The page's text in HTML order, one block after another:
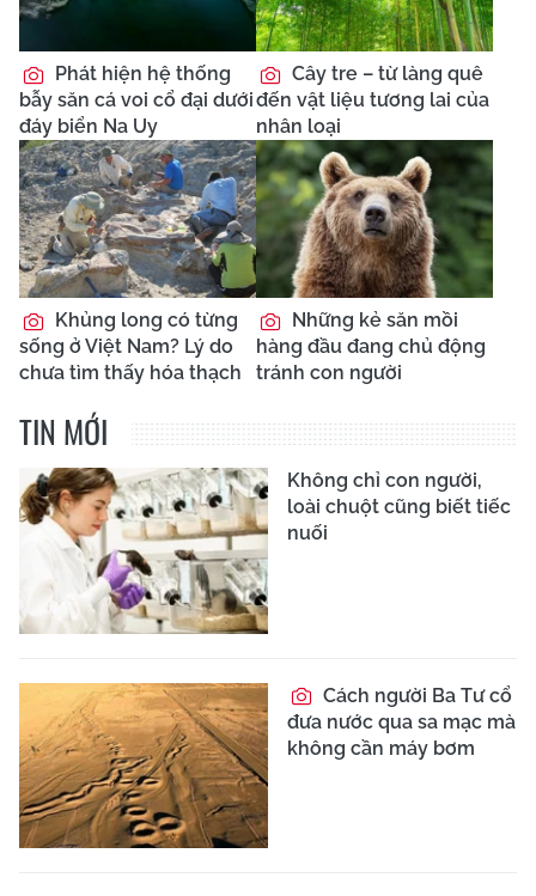
Phát hiện hệ thống
bẫy săn cá voi cổ đại dưới
đáy biển Na Uy
Cây tre – từ làng quê
đến vật liệu tương lai của
nhân loại
Khủng long có từng
sống ở Việt Nam? Lý do
chưa tìm thấy hóa thạch
Những kẻ săn mồi
hàng đầu đang chủ động
tránh con người
TIN MỚI
Không chỉ con người,
loài chuột cũng biết tiếc
nuối
Cách người Ba Tư cổ
đưa nước qua sa mạc mà
không cần máy bơm